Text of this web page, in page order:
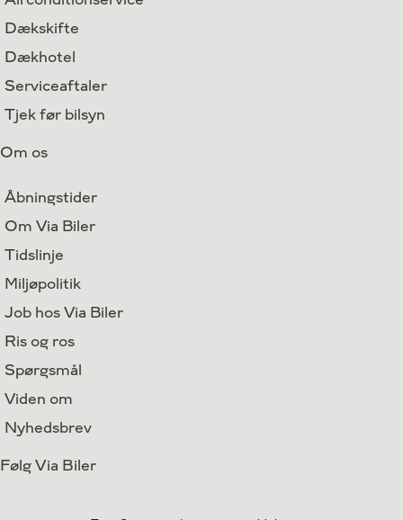
Dækskifte
Dækhotel
Serviceaftaler
Tjek før bilsyn
Om os
Åbningstider
Om Via Biler
Tidslinje
Miljøpolitik
Job hos Via Biler
Ris og ros
Spørgsmål
Viden om
Nyhedsbrev
Følg Via Biler